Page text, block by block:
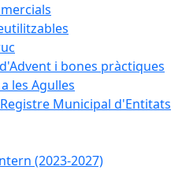
i bones pràctiques
les Agulles
Municipal d'Entitats
(2023-2027)